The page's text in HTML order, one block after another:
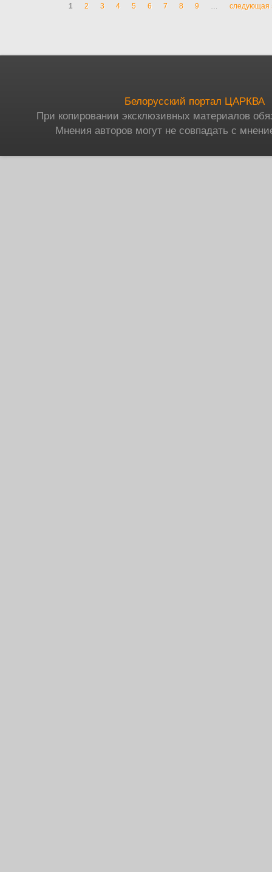
Страницы
1 2 3 4 5 6 7 8 9 … следующая
Белорусский портал ЦАРКВА
При копировании эксклюзивных материалов
Мнения авторов могут не совпадать с